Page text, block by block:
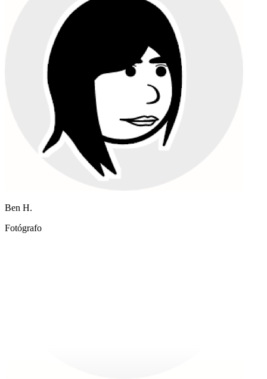
Fotógrafo
Describo una escena con palabras simples e Imagen 4 acierta la
composición.